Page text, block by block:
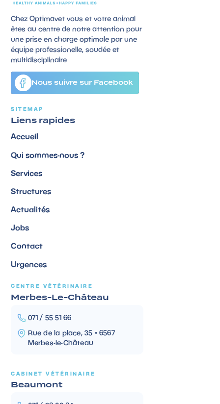
Chez Optimavet vous et votre animal
êtes au centre de notre attention pour
une prise en charge optimale par une
équipe professionelle, soudée et
multidisciplinaire
Nous suivre sur Facebook
SITEMAP
Liens rapides
Accueil
Qui sommes-nous ?
Services
Structures
Actualités
Jobs
Contact
Urgences
CENTRE VÉTÉRINAIRE
Merbes-Le-Château
071 / 55 51 66
Rue de la place, 35 • 6567
Merbes-le-Château
CABINET VÉTÉRINAIRE
Beaumont